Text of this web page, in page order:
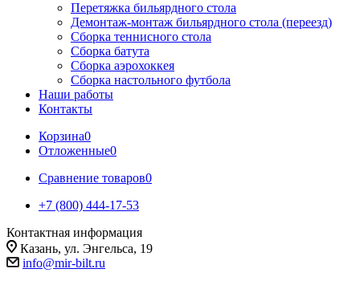
Перетяжка бильярдного стола
Демонтаж-монтаж бильярдного стола (переезд)
Сборка теннисного стола
Сборка батута
Сборка аэрохоккея
Сборка настольного футбола
Наши работы
Контакты
Корзина0
Отложенные0
Сравнение товаров0
+7 (800) 444-17-53
Контактная информация
Казань, ул. Энгельса, 19
info@mir-bilt.ru